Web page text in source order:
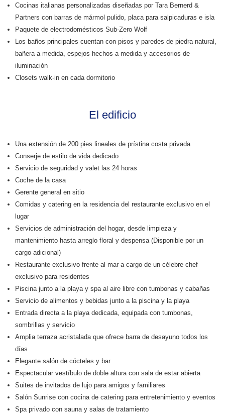
Cocinas italianas personalizadas diseñadas por Tara Bernerd &
Partners con barras de mármol pulido, placa para salpicaduras e isla
Paquete de electrodomésticos Sub-Zero Wolf
Los baños principales cuentan con pisos y paredes de piedra natural,
bañera a medida, espejos hechos a medida y accesorios de
iluminación
Closets walk-in en cada dormitorio
El edificio
Una extensión de 200 pies lineales de prístina costa privada
Conserje de estilo de vida dedicado
Servicio de seguridad y valet las 24 horas
Coche de la casa
Gerente general en sitio
Comidas y catering en la residencia del restaurante exclusivo en el
lugar
Servicios de administración del hogar, desde limpieza y
mantenimiento hasta arreglo floral y despensa (Disponible por un
cargo adicional)
Restaurante exclusivo frente al mar a cargo de un célebre chef
exclusivo para residentes
Piscina junto a la playa y spa al aire libre con tumbonas y cabañas
Servicio de alimentos y bebidas junto a la piscina y la playa
Entrada directa a la playa dedicada, equipada con tumbonas,
sombrillas y servicio
Amplia terraza acristalada que ofrece barra de desayuno todos los
días
Elegante salón de cócteles y bar
Espectacular vestíbulo de doble altura con sala de estar abierta
Suites de invitados de lujo para amigos y familiares
Salón Sunrise con cocina de catering para entretenimiento y eventos
Spa privado con sauna y salas de tratamiento